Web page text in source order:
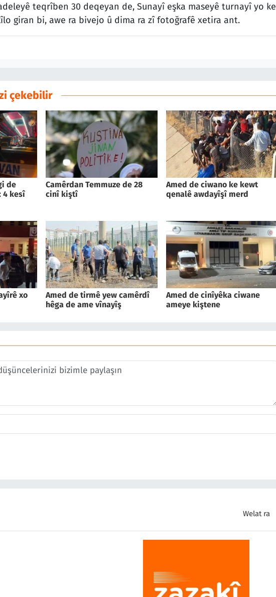
teqrîben 30 deqeyan de, Sunayî eşka maseyê turnayî yo ke
giran bi, awe ra bivejo û dima ra zî fotoğrafê xetira ant.
çekebilir
de
4 kesî
Camêrdan Temmuze de 28
cinî kiştî
Amed de ciwano ke kewt
qenalê awdayîşî merd
xo
Amed de tirmê yew camêrdî
hêga de ame vînayîş
Amed de cinîyêka ciwane
ameye kiştene
Welat ra